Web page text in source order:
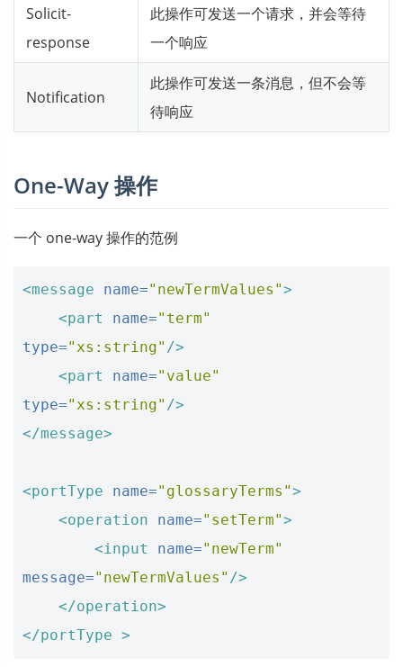
Solicit-
response
此操作可发送一个请求，并会等待
一个响应
Notification
此操作可发送一条消息，但不会等
待响应
One-Way 操作
一个 one-way 操作的范例
<message name="newTermValues">
<part
name="term"
type="xs:string" />
<part
name="value"
type="xs:string" />
</message>
<portType name="glossaryTerms">
<operation
name="setTerm">
<input
name="newTerm"
message="newTermValues" />
</operation>
</portType >